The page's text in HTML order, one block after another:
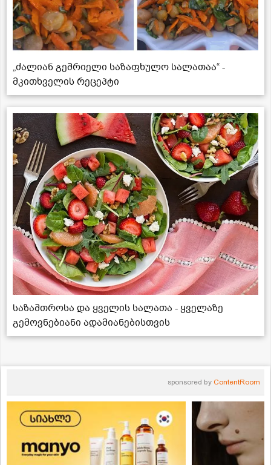
„ძალიან გემრიელი საზაფხულო სალათაა“ -
მკითხველის რეცეპტი
საზამთროსა და ყველის სალათა - ყველაზე
გემოვნებიანი ადამიანებისთვის
sponsored by ContentRoom